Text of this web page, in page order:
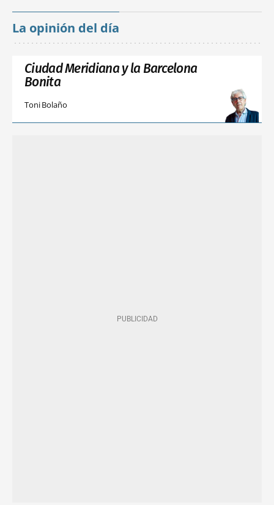
La opinión del día
Ciudad Meridiana y la Barcelona
Bonita
Toni Bolaño